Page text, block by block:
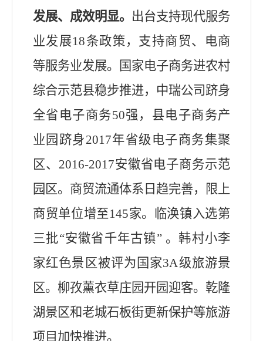
发展、成效明显。 出台支持现代服务
业发展18条政策，支持商贸、电商
等服务业发展。国家电子商务进农村
综合示范县稳步推进， 中瑞公司跻身
全省电子商务50强， 县电子商务产
业园跻身2017年省级电子商务集聚
区、 2016-2017安徽省电子商务示范
园区。商贸流通体系 日趋完善，限上
商贸单位增至145家。临涣镇入选第
三批“安徽省千年古镇” 。韩村小李
家红色景区被评为国家3A级旅游景
区。柳孜薰衣草庄园开园迎客。乾隆
湖景区和老城石板街更新保护等旅游
项目加快推进。